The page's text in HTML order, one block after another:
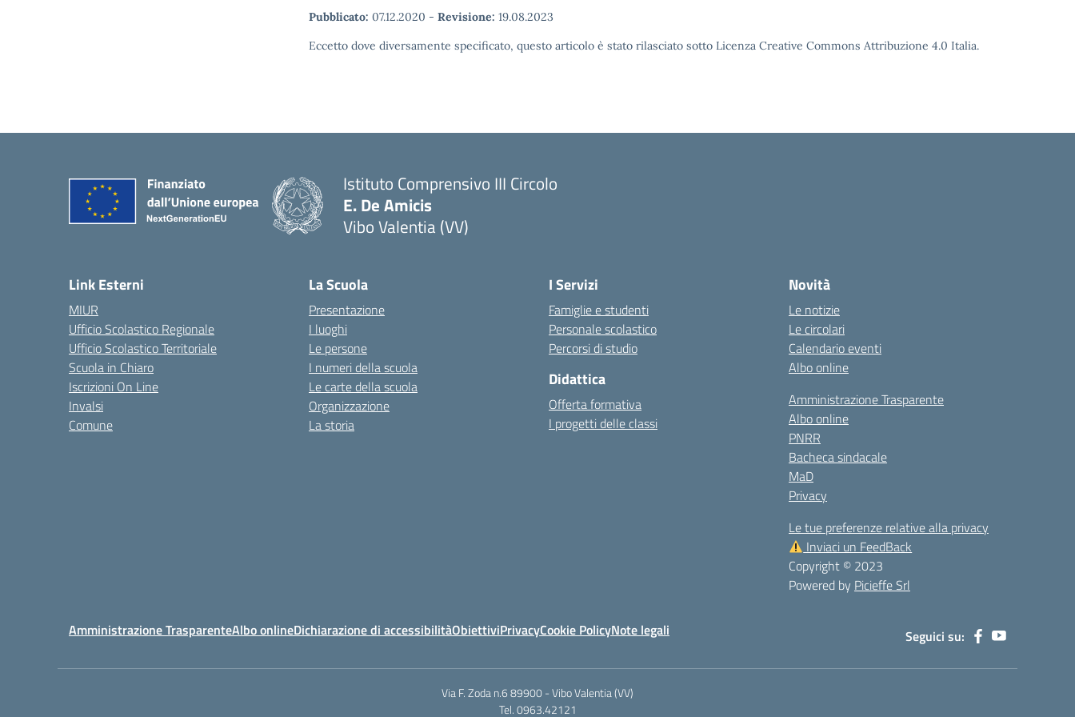
Pubblicato: 07.12.2020 - Revisione: 19.08.2023
Eccetto dove diversamente specificato, questo articolo è stato rilasciato sotto Licenza Creative Commons Attribuzione 4.0 Italia.
Istituto Comprensivo III Circolo
E. De Amicis
Vibo Valentia (VV)
Link Esterni
MIUR
Ufficio Scolastico Regionale
Ufficio Scolastico Territoriale
Scuola in Chiaro
Iscrizioni On Line
Invalsi
Comune
La Scuola
Presentazione
I luoghi
Le persone
I numeri della scuola
Le carte della scuola
Organizzazione
La storia
I Servizi
Famiglie e studenti
Personale scolastico
Percorsi di studio
Didattica
Offerta formativa
I progetti delle classi
Novità
Le notizie
Le circolari
Calendario eventi
Albo online
Amministrazione Trasparente
Albo online
PNRR
Bacheca sindacale
MaD
Privacy
Le tue preferenze relative alla privacy
Inviaci un FeedBack
Copyright © 2023
Powered by Picieffe Srl
Amministrazione TrasparenteAlbo onlineDichiarazione di accessibilitàObiettiviPrivacyCookie PolicyNote legali Seguici su:
Via F. Zoda n.6 89900 - Vibo Valentia (VV)
Tel. 0963.42121